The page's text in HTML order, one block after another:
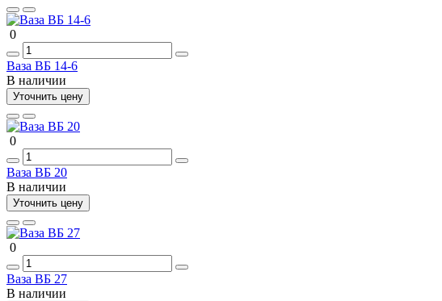
0
Ваза ВБ 14-6
В наличии
Уточнить цену
0
Ваза ВБ 20
В наличии
Уточнить цену
0
Ваза ВБ 27
В наличии